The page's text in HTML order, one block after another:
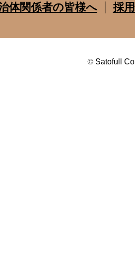
体関係者の皆様へ
採
© Satofull